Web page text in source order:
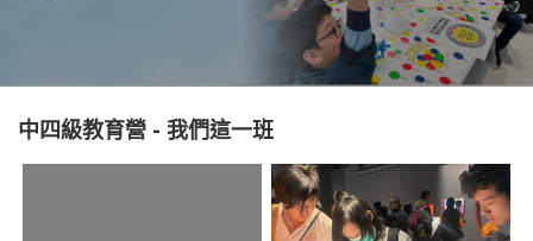
中四級教育營 - 我們這一班